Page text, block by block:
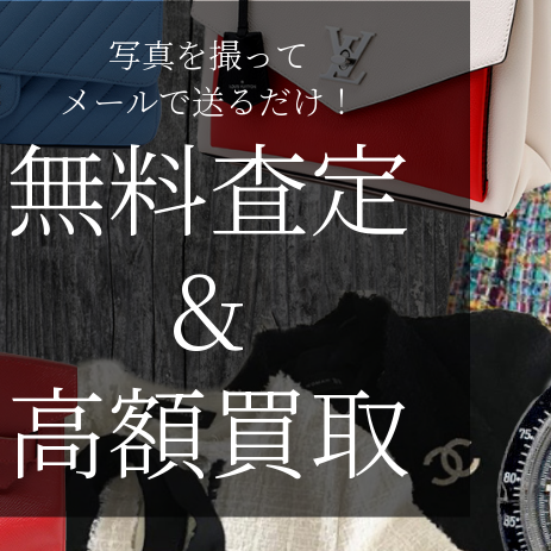
写真を撮って
メールで送るだけ！
無料査定
&
高額買取